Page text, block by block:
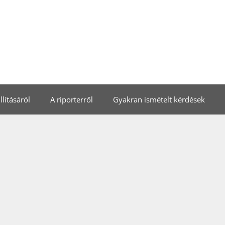
A riporterről Gyakran ismételt kérdések